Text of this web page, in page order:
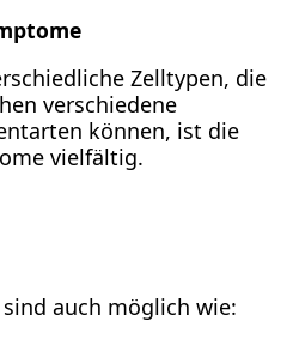
Zelltypen, die
verschiedene
können, ist die
vielfältig.
auch möglich wie: